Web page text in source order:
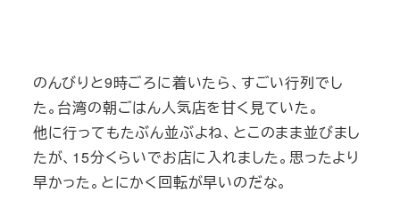
のんびりと9時ごろに着いたら、すごい行列でし
た。台湾の朝ごはん人気店を甘く見ていた。
他に行ってもたぶん並ぶよね、とこのまま並びまし
たが、15分くらいでお店に入れました。思ったより
早かった。とにかく回転が早いのだな。